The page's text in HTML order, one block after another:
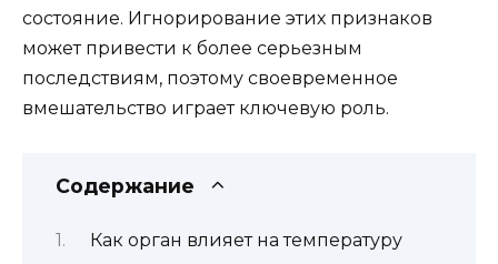
состояние. Игнорирование этих признаков
может привести к более серьезным
последствиям, поэтому своевременное
вмешательство играет ключевую роль.
Содержание
Как орган влияет на температуру